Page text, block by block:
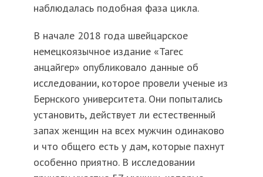
наблюдалась подобная фаза цикла.
В начале 2018 года швейцарское
немецкоязычное издание «Тагес
анцайгер» опубликовало данные об
исследовании, которое провели ученые из
Бернского университета. Они попытались
установить, действует ли естественный
запах женщин на всех мужчин одинаково
и что общего есть у дам, которые пахнут
особенно приятно. В исследовании